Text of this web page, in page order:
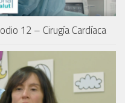
12 – Cirugía Cardíaca